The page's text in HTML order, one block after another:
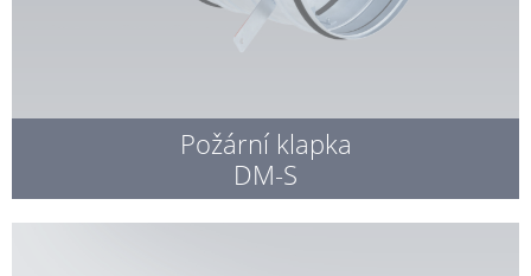
Požární klapka
DM-S